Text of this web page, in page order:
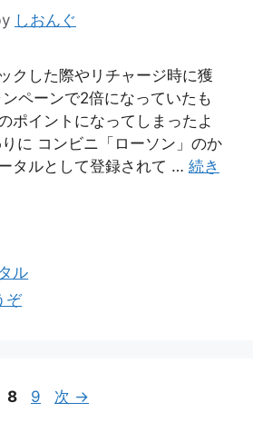
しおんぐ
クした際やリチャージ時に獲
ペーンで2倍になっていたも
ポイントになってしまったよ
に コンビニ「ローソン」のか
タルとして登録されて … 続き
ル
ぞ
ペ
8
ペ
9 次 →